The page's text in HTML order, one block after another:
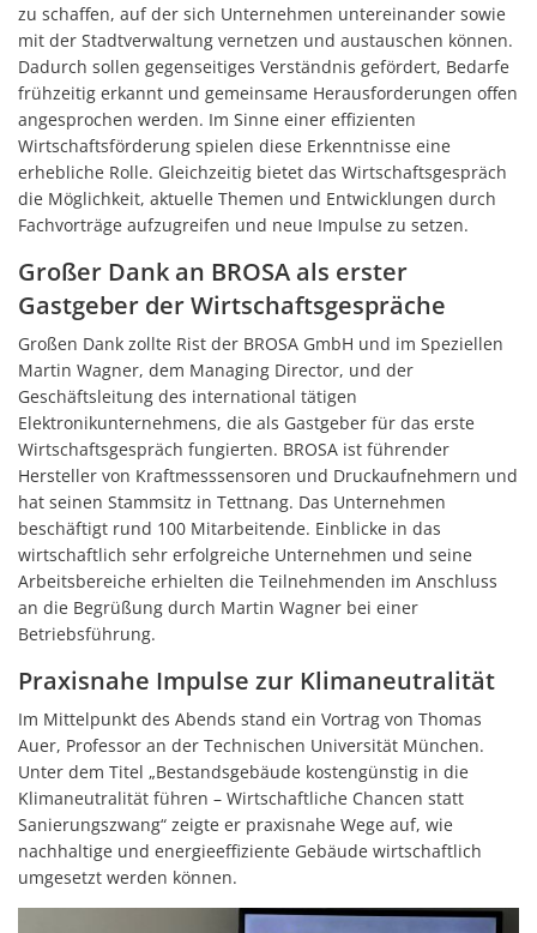
zu schaffen, auf der sich Unternehmen untereinander sowie
mit der Stadtverwaltung vernetzen und austauschen können.
Dadurch sollen gegenseitiges Verständnis gefördert, Bedarfe
frühzeitig erkannt und gemeinsame Herausforderungen offen
angesprochen werden. Im Sinne einer effizienten
Wirtschaftsförderung spielen diese Erkenntnisse eine
erhebliche Rolle. Gleichzeitig bietet das Wirtschaftsgespräch
die Möglichkeit, aktuelle Themen und Entwicklungen durch
Fachvorträge aufzugreifen und neue Impulse zu setzen.
Großer Dank an BROSA als erster
Gastgeber der Wirtschaftsgespräche
Großen Dank zollte Rist der BROSA GmbH und im Speziellen
Martin Wagner, dem Managing Director, und der
Geschäftsleitung des international tätigen
Elektronikunternehmens, die als Gastgeber für das erste
Wirtschaftsgespräch fungierten. BROSA ist führender
Hersteller von Kraftmesssensoren und Druckaufnehmern und
hat seinen Stammsitz in Tettnang. Das Unternehmen
beschäftigt rund 100 Mitarbeitende. Einblicke in das
wirtschaftlich sehr erfolgreiche Unternehmen und seine
Arbeitsbereiche erhielten die Teilnehmenden im Anschluss
an die Begrüßung durch Martin Wagner bei einer
Betriebsführung.
Praxisnahe Impulse zur Klimaneutralität
Im Mittelpunkt des Abends stand ein Vortrag von Thomas
Auer, Professor an der Technischen Universität München.
Unter dem Titel „Bestandsgebäude kostengünstig in die
Klimaneutralität führen – Wirtschaftliche Chancen statt
Sanierungszwang“ zeigte er praxisnahe Wege auf, wie
nachhaltige und energieeffiziente Gebäude wirtschaftlich
umgesetzt werden können.